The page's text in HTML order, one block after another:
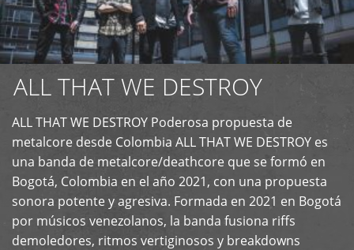
ALL THAT WE DESTROY
ALL THAT WE DESTROY Poderosa propuesta de
metalcore desde Colombia ALL THAT WE DESTROY es
una banda de metalcore/deathcore que se formó en
Bogotá, Colombia en el año 2021, con una propuesta
sonora potente y agresiva. Formada en 2021 en Bogotá
por músicos venezolanos, la banda fusiona riffs
demoledores, ritmos vertiginosos y breakdowns
+